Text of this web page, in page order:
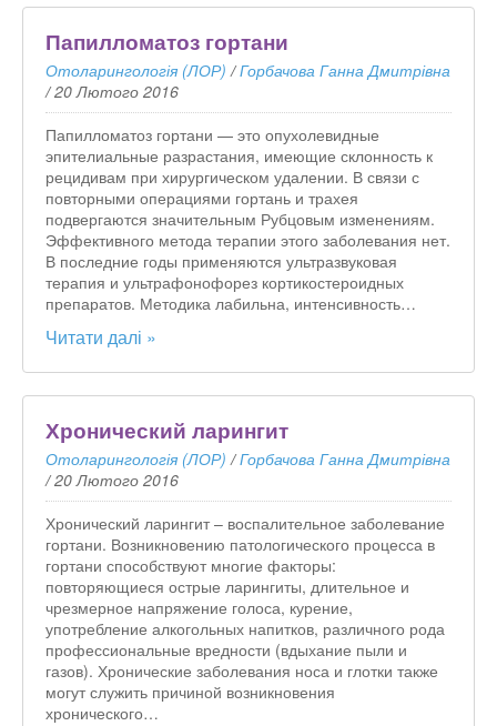
Папилломатоз гортани
Отоларингологія (ЛОР) /Горбачова Ганна Дмитрівна
/20 Лютого 2016
Папилломатоз гортани — это опухолевидные
эпителиальные разрастания, имеющие склонность к
рецидивам при хирургическом удалении. В связи с
повторными операциями гортань и трахея
подвергаются значительным Рубцовым изменениям.
Эффективного метода терапии этого заболевания нет.
В последние годы применяются ультразвуковая
терапия и ультрафонофорез кортикостероидных
препаратов. Методика лабильна, интенсивность…
Читати далі »
Хронический ларингит
Отоларингологія (ЛОР) /Горбачова Ганна Дмитрівна
/20 Лютого 2016
Хронический ларингит – воспалительное заболевание
гортани. Возникновению патологического процесса в
гортани способствуют многие факторы:
повторяющиеся острые ларингиты, длительное и
чрезмерное напряжение голоса, курение,
употребление алкогольных напитков, различного рода
профессиональные вредности (вдыхание пыли и
газов). Хронические заболевания носа и глотки также
могут служить причиной возникновения
хронического…